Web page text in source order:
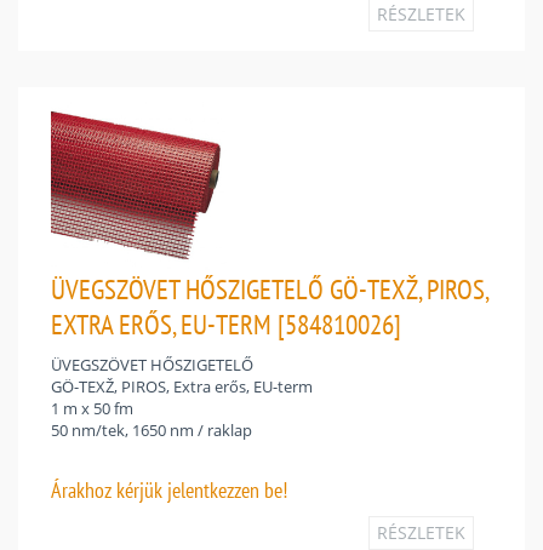
RÉSZLETEK
ÜVEGSZÖVET HŐSZIGETELŐ GÖ-TEXŽ, PIROS,
EXTRA ERŐS, EU-TERM [584810026]
ÜVEGSZÖVET HŐSZIGETELŐ
GÖ-TEXŽ, PIROS, Extra erős, EU-term
1 m x 50 fm
50 nm/tek, 1650 nm / raklap
Árakhoz kérjük jelentkezzen be!
RÉSZLETEK